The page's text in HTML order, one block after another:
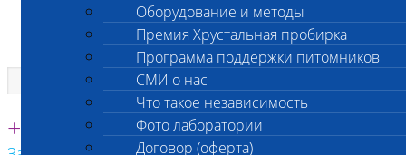
Единая круглосуточная справочная
+7 495 260 0 260
Оборудование и методы
Премия Хрустальная пробирка
Программа поддержки питомников
СМИ о нас
Что такое независимость
Фото лаборатории
Договор (оферта)